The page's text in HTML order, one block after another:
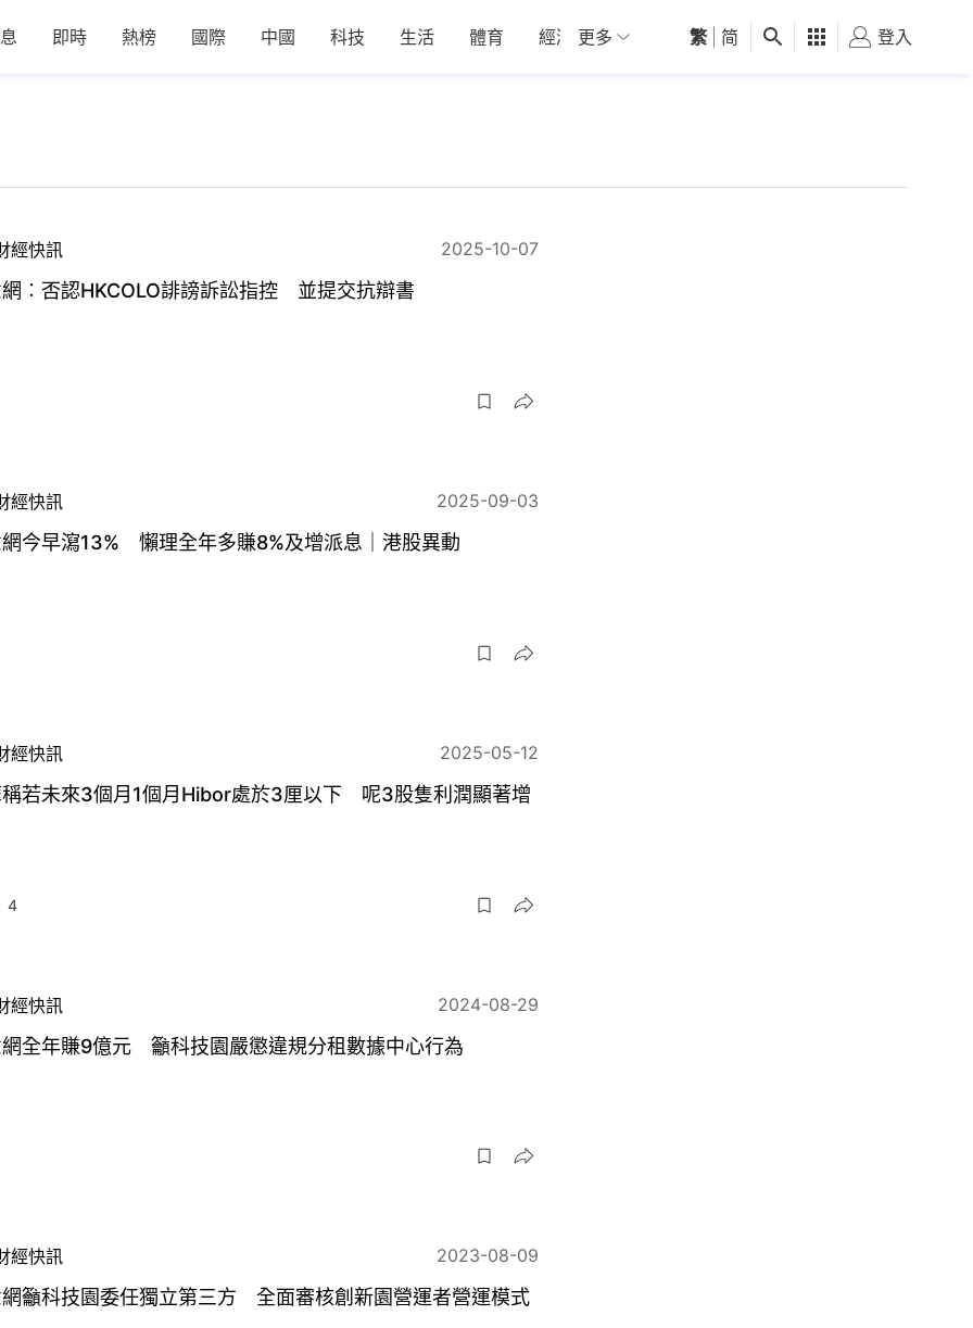
即時 熱榜 國際 中國 科技 生活 體育 經濟 01深圳 觀點 健康 好食玩飛
更多 繁 简 登入
經快訊 2025-10-07
︰否認HKCOLO誹謗訴訟指控 並提交抗辯書
經快訊 2025-09-03
今早瀉13% 懶理全年多賺8%及增派息｜港股異動
經快訊 2025-05-12
若未來3個月1個月Hibor處於3厘以下 呢3股隻利潤顯著增
4
經快訊 2024-08-29
全年賺9億元 籲科技園嚴懲違規分租數據中心行為
經快訊 2023-08-09
籲科技園委任獨立第三方 全面審核創新園營運者營運模式